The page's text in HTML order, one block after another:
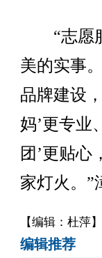
“志愿服
美的实事
品牌建设
妈’更专业
团’更贴心
家灯火。”
【编辑：杜萍】
编辑推荐